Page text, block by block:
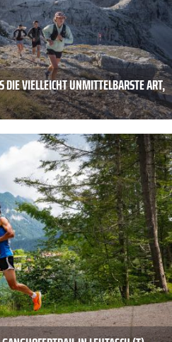
VIELLEICHT UNMITTELBARSTE ART,